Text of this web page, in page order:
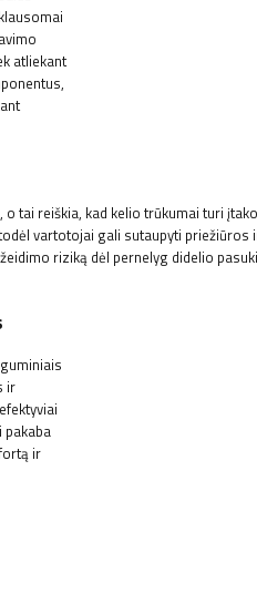
atliekant
tai reiškia, kad kelio trūkumai turi
vartotojai gali sutaupyti priežiūros
riziką dėl pernelyg didelio
ir
ir